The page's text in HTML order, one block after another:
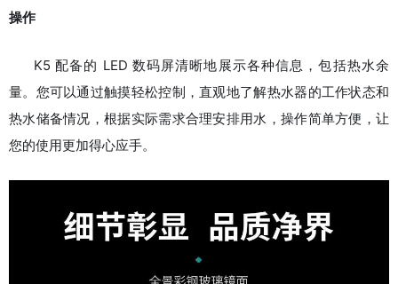
操作
K5 配备的 LED 数码屏清晰地展示各种信息，包括热水余
量。您可以通过触摸轻松控制，直观地了解热水器的工作状态和
热水储备情况，根据实际需求合理安排用水，操作简单方便，让
您的使用更加得心应手。